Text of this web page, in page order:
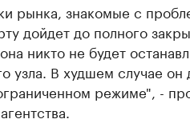
рынка, знакомые с
дойдет до полного
никто не будет
узла. В худшем случае он
режиме", -